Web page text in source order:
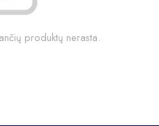
produktų nerasta.